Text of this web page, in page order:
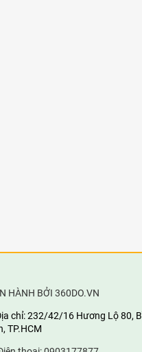
HÀNH BỞI 360DO.VN
chỉ:232/42/16 Hương Lộ 80,
TP.HCM